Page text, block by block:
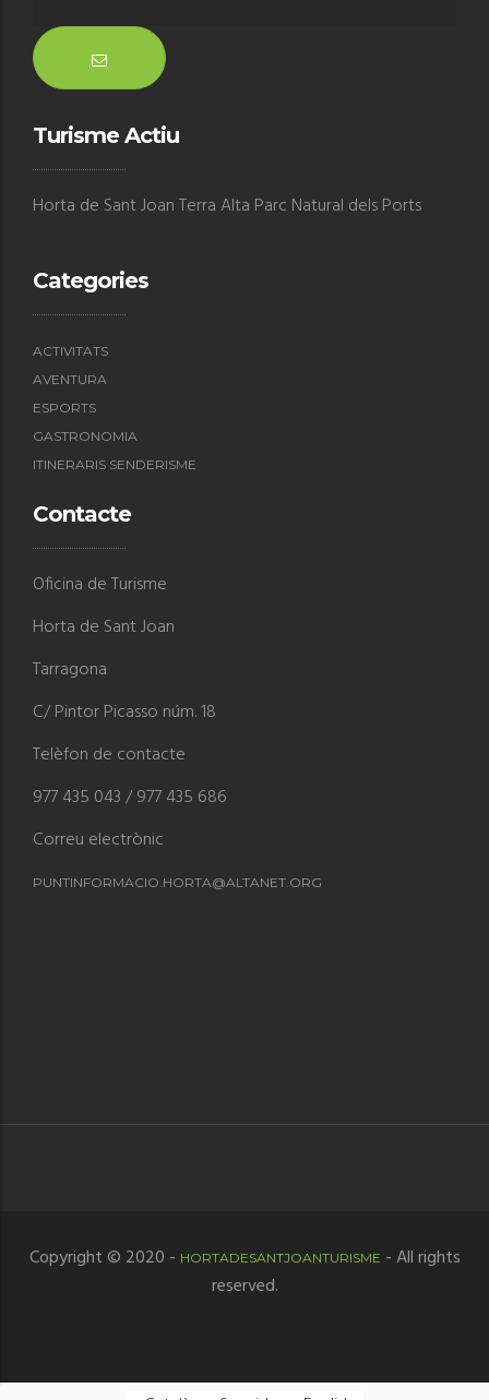
Turisme Actiu
Horta de Sant Joan Terra Alta Parc Natural dels Ports
Categories
ACTIVITATS
AVENTURA
ESPORTS
GASTRONOMIA
ITINERARIS SENDERISME
Contacte
Oficina de Turisme
Horta de Sant Joan
Tarragona
C/ Pintor Picasso núm. 18
Telèfon de contacte
977 435 043 / 977 435 686
Correu electrònic
PUNTINFORMACIO.HORTA@ALTANET.ORG
Copyright © 2020 - HORTADESANTJOANTURISME - All rights
reserved.